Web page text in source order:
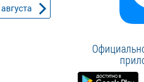
августа